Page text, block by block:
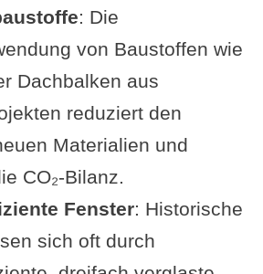
: Die
von Baustoffen wie
Dachbalken aus
reduziert den
Materialien und
CO₂-Bilanz.
Fenster: Historische
sich oft durch